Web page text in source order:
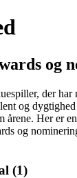
og
der
og
årene. Her er
og
(1)